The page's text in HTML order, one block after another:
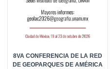
8VA CONFERENCIA DE LA RED
DE GEOPARQUES DE AMÉRICA